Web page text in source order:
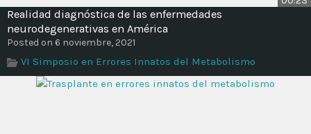
Realidad diagnóstica de las enfermedades
neurodegenerativas en América
Posted on 6 noviembre, 2021
VI Simposio en Errores Innatos del Metabolismo